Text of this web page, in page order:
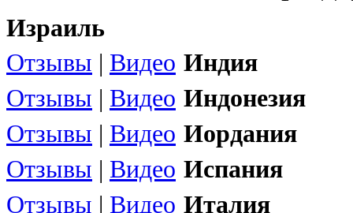
Израиль
Отзывы | Видео Индия
Отзывы | Видео Индонезия
Отзывы | Видео Иордания
Отзывы | Видео Испания
Отзывы | Видео Италия